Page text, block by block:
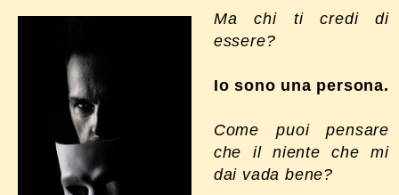
Ma chi ti credi di
essere?
Io sono una persona.
Come puoi pensare
che il niente che mi
dai vada bene?